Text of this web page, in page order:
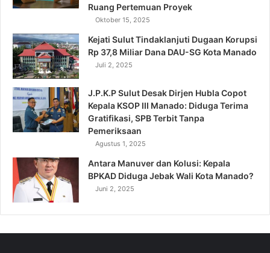
Ruang Pertemuan Proyek
Oktober 15, 2025
Kejati Sulut Tindaklanjuti Dugaan Korupsi
Rp 37,8 Miliar Dana DAU-SG Kota Manado
Juli 2, 2025
J.P.K.P Sulut Desak Dirjen Hubla Copot
Kepala KSOP III Manado: Diduga Terima
Gratifikasi, SPB Terbit Tanpa
Pemeriksaan
Agustus 1, 2025
Antara Manuver dan Kolusi: Kepala
BPKAD Diduga Jebak Wali Kota Manado?
Juni 2, 2025